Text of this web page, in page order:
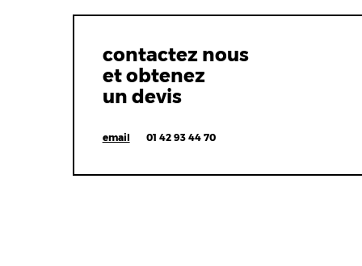
contactez nous
et obtenez
un devis
email 01 42 93 44 70